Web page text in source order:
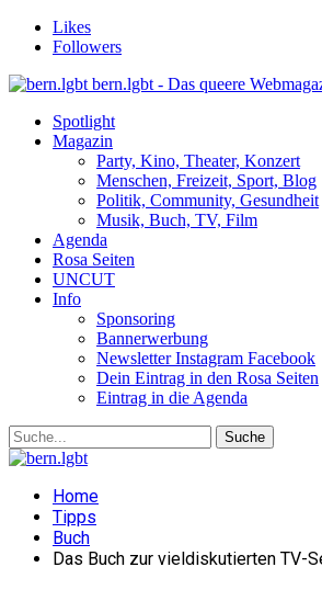
Likes
Followers
bern.lgbt - Das queere
Spotlight
Magazin
Party, Kino, Theater, Konzert
Menschen, Freizeit, Sport, Blog
Politik, Community, Gesundheit
Musik, Buch, TV, Film
Agenda
Rosa Seiten
UNCUT
Info
Sponsoring
Bannerwerbung
Newsletter Instagram Facebook
Dein Eintrag in den Rosa Seiten
Eintrag in die Agenda
Home
Tipps
Buch
Das Buch zur vieldiskutierten TV-